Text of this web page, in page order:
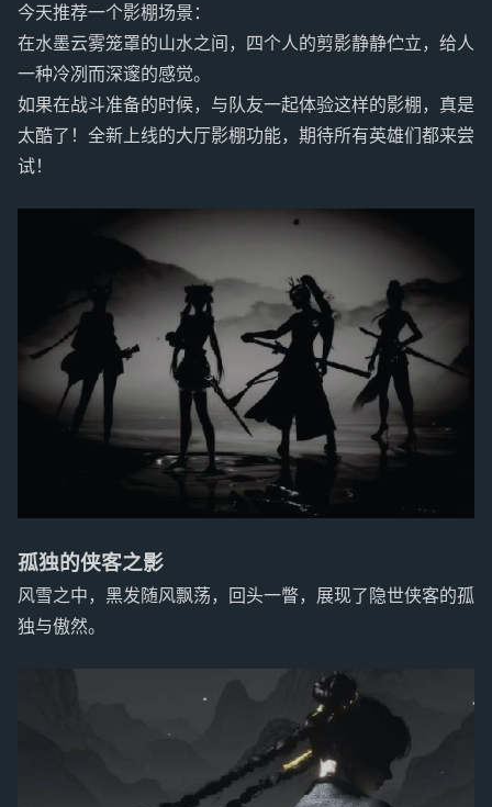
今天推荐一个影棚场景：
在水墨云雾笼罩的山水之间，四个人的剪影静静伫立，给人
一种冷冽而深邃的感觉。
如果在战斗准备的时候，与队友一起体验这样的影棚，真是
太酷了！全新上线的大厅影棚功能，期待所有英雄们都来尝
试！
孤独的侠客之影
风雪之中，黑发随风飘荡，回头一瞥，展现了隐世侠客的孤
独与傲然。